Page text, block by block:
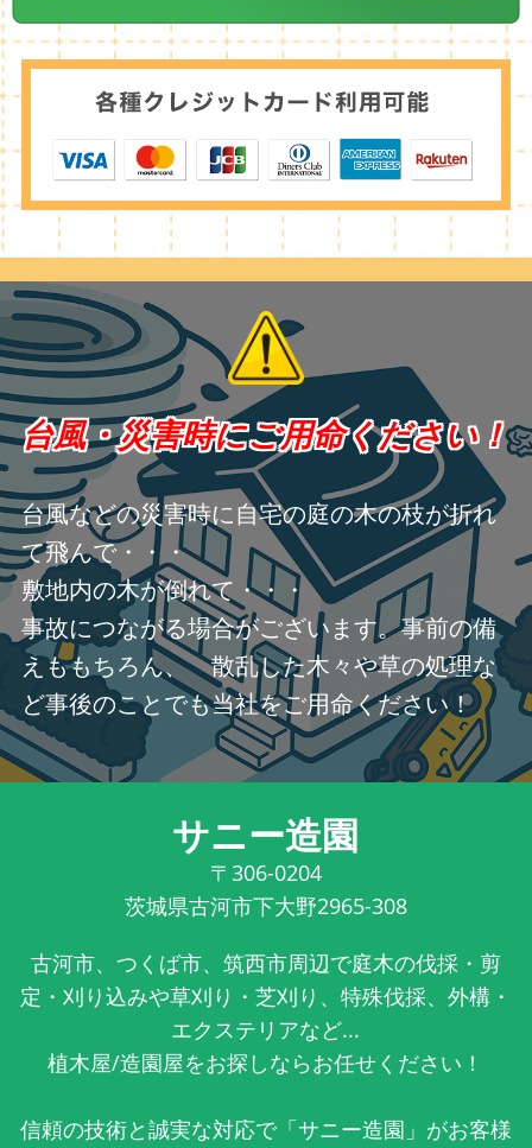
台風・災害時にご用命ください！
台風などの災害時に自宅の庭の木の枝が折れ
て飛んで・・・
敷地内の木が倒れて・・・
事故につながる場合がございます。事前の備
えももちろん、 散乱した木々や草の処理な
ど事後のことでも当社をご用命ください！
サニー造園
〒306-0204
茨城県古河市下大野2965-308
古河市、つくば市、筑西市周辺で庭木の伐採・剪
定・刈り込みや草刈り・芝刈り、特殊伐採、外構・
エクステリアなど...
植木屋/造園屋をお探しならお任せください！
信頼の技術と誠実な対応で「サニー造園」がお客様